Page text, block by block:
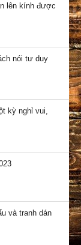
lên kính được
nói tư duy
kỳ nghỉ vui,
và tranh dán